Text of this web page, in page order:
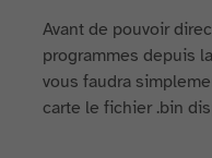
Avant de pouvoir
programmes depuis
vous faudra
carte le fichier .bin